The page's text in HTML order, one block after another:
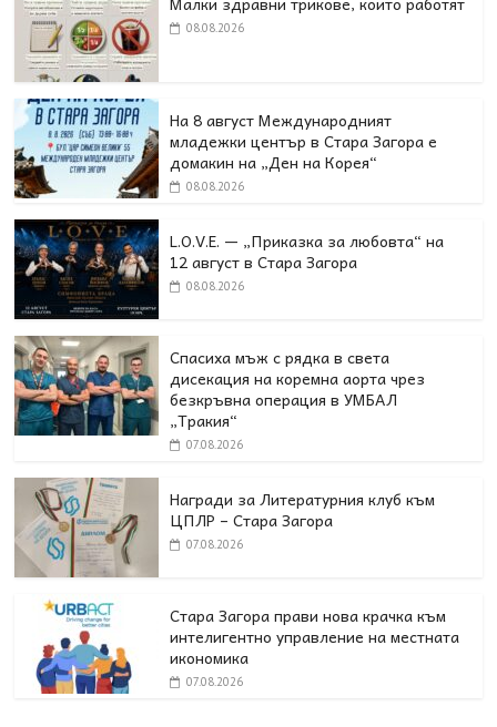
08.08.2026
На 8 август Международният
младежки център в Стара Загора е
домакин на „Ден на Корея“
08.08.2026
L.O.V.E. — „Приказка за любовта“ на
12 август в Стара Загора
08.08.2026
Спасиха мъж с рядка в света
дисекация на коремна аорта чрез
безкръвна операция в УМБАЛ
„Тракия“
07.08.2026
Награди за Литературния клуб към
ЦПЛР – Стара Загора
07.08.2026
Стара Загора прави нова крачка към
интелигентно управление на местната
икономика
07.08.2026